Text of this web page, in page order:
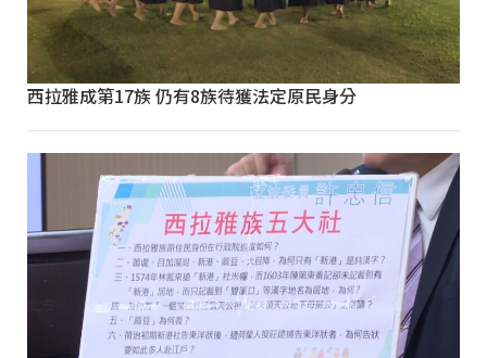
西拉雅成第17族 仍有8族待獲法定原民身分